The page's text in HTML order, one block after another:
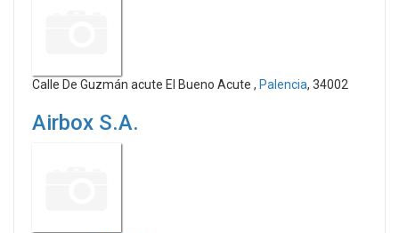
Calle De Guzmán acute El Bueno Acute , Palencia, 34002
Airbox S.A.